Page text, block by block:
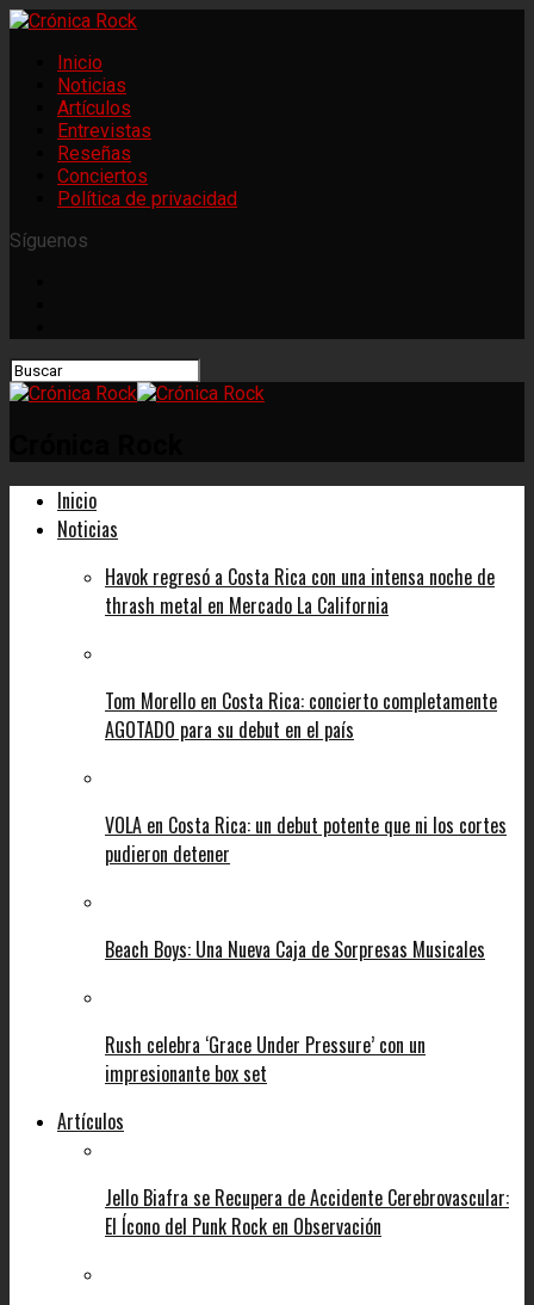
Inicio
Noticias
Artículos
Entrevistas
Reseñas
Conciertos
Política de privacidad
Síguenos
Inicio
Noticias
Havok regresó a Costa Rica con una intensa noche de
thrash metal en Mercado La California
Tom Morello en Costa Rica: concierto completamente
AGOTADO para su debut en el país
VOLA en Costa Rica: un debut potente que ni los cortes
pudieron detener
Beach Boys: Una Nueva Caja de Sorpresas Musicales
Rush celebra ‘Grace Under Pressure’ con un
impresionante box set
Artículos
Jello Biafra se Recupera de Accidente Cerebrovascular:
El Ícono del Punk Rock en Observación